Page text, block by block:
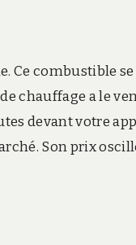
Ce combustible
chauffage a le
devant votre
Son prix